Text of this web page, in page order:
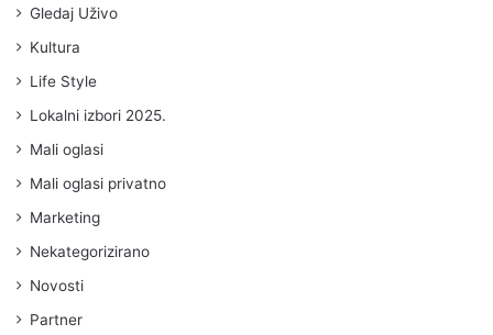
Gledaj Uživo
Kultura
Life Style
Lokalni izbori 2025.
Mali oglasi
Mali oglasi privatno
Marketing
Nekategorizirano
Novosti
Partner